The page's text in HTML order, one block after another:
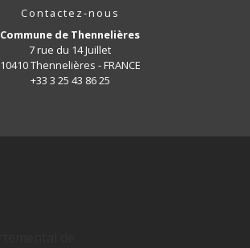
Contactez-nous
Commune de Thennelières
7 rue du 14 Juillet
10410 Thennelières - FRANCE
+33 3 25 43 86 25